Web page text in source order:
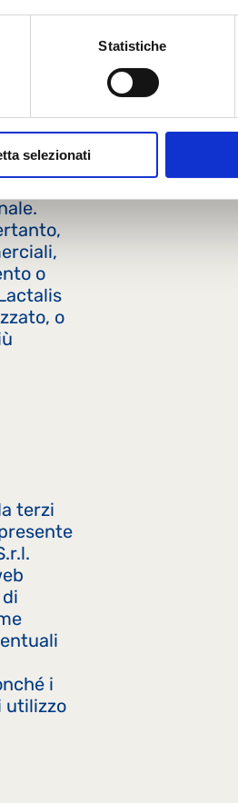
Statistiche
selezionati
o
di
le
di
e la
per
o
o
terzi
i
utilizzo